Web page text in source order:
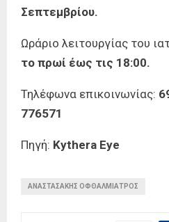
Σεπτεμβρίου.
Ωράριο λειτουργίας του
το πρωί έως τις 18:00.
Τηλέφωνα επικοινωνίας:
776571
Πηγή: Kythera Eye
ΑΝΑΣΤΑΣΑΚΗΣ ΟΦΘΑΛΜΙΑΤΡΟΣ